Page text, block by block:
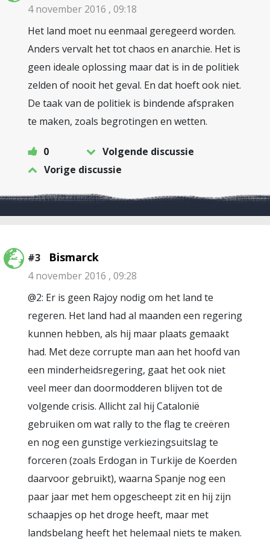
4 november 2016 , 09:18
Het land moet nu eenmaal geregeerd worden.
Anders vervalt het tot chaos en anarchie. Het is
geen ideale oplossing maar dat is in de politiek
zelden of nooit het geval. En dat hoeft ook niet.
De taak van de politiek is bindende afspraken
te maken, zoals begrotingen en wetten.
0
Volgende discussie
Vorige discussie
#3 Bismarck
4 november 2016 , 09:28
@2: Er is geen Rajoy nodig om het land te
regeren. Het land had al maanden een regering
kunnen hebben, als hij maar plaats gemaakt
had. Met deze corrupte man aan het hoofd van
een minderheidsregering, gaat het ook niet
veel meer dan doormodderen blijven tot de
volgende crisis. Allicht zal hij Catalonië
gebruiken om wat rally to the flag te creëren
en nog een gunstige verkiezingsuitslag te
forceren (zoals Erdogan in Turkije de Koerden
daarvoor gebruikt), waarna Spanje nog een
paar jaar met hem opgescheept zit en hij zijn
schaapjes op het droge heeft, maar met
landsbelang heeft het helemaal niets te maken.